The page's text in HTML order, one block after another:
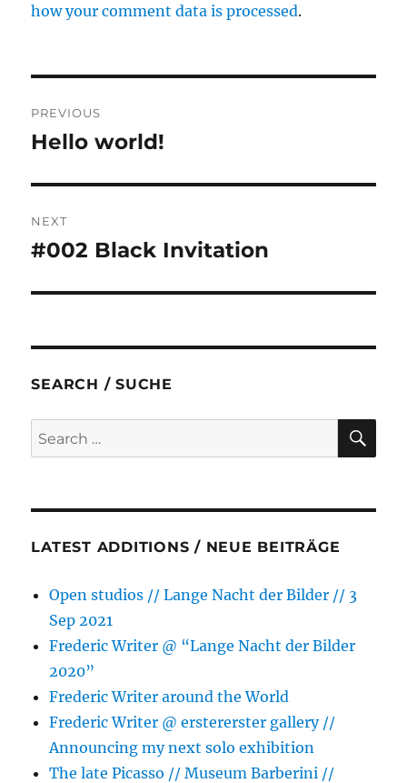
how your comment data is processed.
navigation
PREVIOUS
Previous
Hello world!
NEXT
Next
#002 Black Invitation
SEARCH / SUCHE
Search
for:
LATEST ADDITIONS / NEUE BEITRÄGE
Open studios // Lange Nacht der Bilder // 3
Sep 2021
Frederic Writer @ “Lange Nacht der Bilder
2020”
Frederic Writer around the World
Frederic Writer @ erstererster gallery //
Announcing my next solo exhibition
The late Picasso // Museum Barberini //